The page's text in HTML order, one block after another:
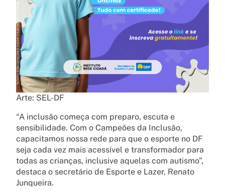
Arte: SEL-DF
“A inclusão começa com preparo, escuta e
sensibilidade. Com o Campeões da Inclusão,
capacitamos nossa rede para que o esporte no DF
seja cada vez mais acessível e transformador para
todas as crianças, inclusive aquelas com autismo”,
destaca o secretário de Esporte e Lazer, Renato
Junqueira.